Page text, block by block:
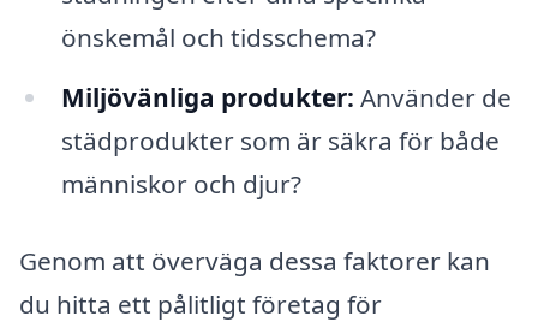
önskemål och tidsschema?
Miljövänliga produkter: Använder de
städprodukter som är säkra för både
människor och djur?
Genom att överväga dessa faktorer kan
du hitta ett pålitligt företag för